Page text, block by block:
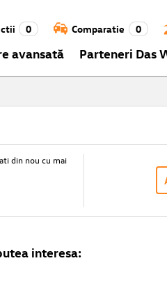
0 Comparatie 0
avansată Parteneri Das
din nou cu mai
interesa: